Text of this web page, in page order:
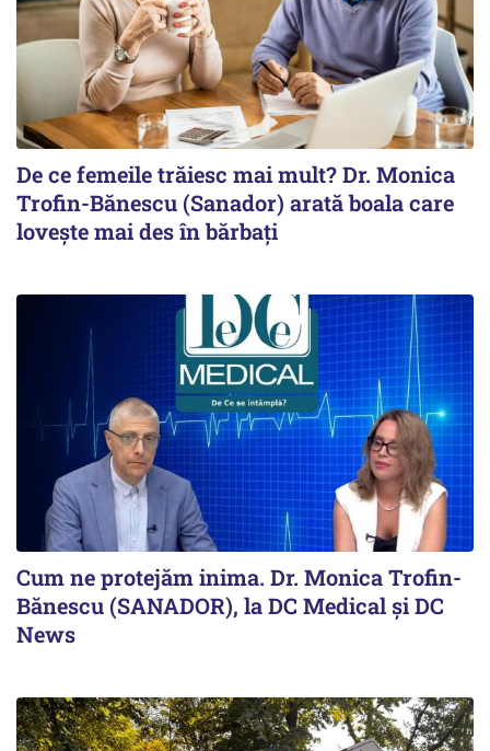
De ce femeile trăiesc mai mult? Dr. Monica
Trofin-Bănescu (Sanador) arată boala care
lovește mai des în bărbați
Cum ne protejăm inima. Dr. Monica Trofin-
Bănescu (SANADOR), la DC Medical și DC
News